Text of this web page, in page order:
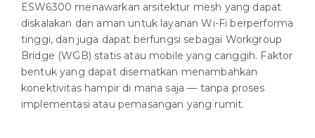
ESW6300 menawarkan arsitektur mesh yang dapat
diskalakan dan aman untuk layanan Wi-Fi berperforma
tinggi, dan juga dapat berfungsi sebagai Workgroup
Bridge (WGB) statis atau mobile yang canggih. Faktor
bentuk yang dapat disematkan menambahkan
konektivitas hampir di mana saja — tanpa proses
implementasi atau pemasangan yang rumit.